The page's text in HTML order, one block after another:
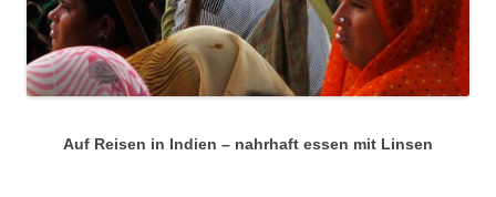
Auf Reisen in Indien – nahrhaft essen mit Linsen